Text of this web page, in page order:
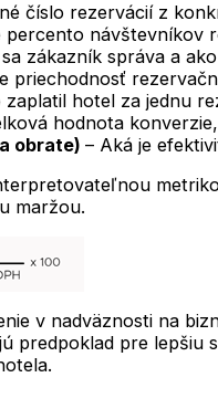
číslo rezervácií z
percento návštevníkov
zákazník správa a
priechodnosť
hotel za jednu
hodnota
obrate)– Aká je
maržou.
v nadväznosti na
predpoklad pre lepšiu